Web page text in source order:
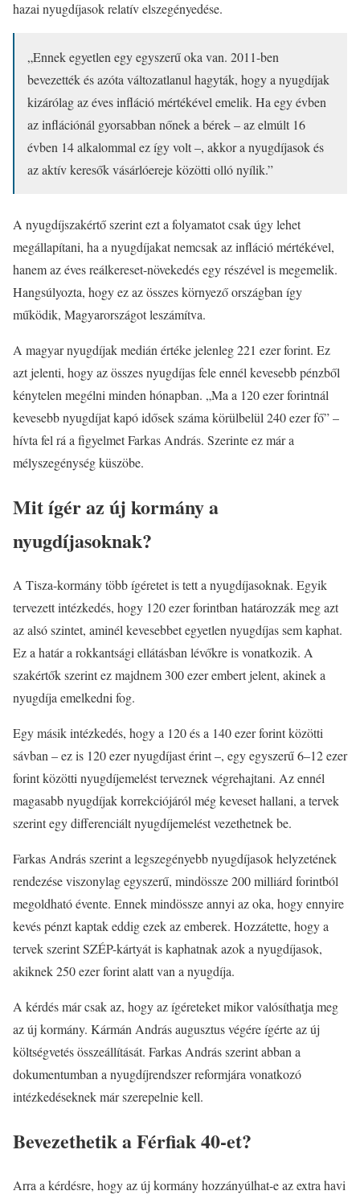
hazai nyugdíjasok relatív elszegényedése.
„Ennek egyetlen egy egyszerű oka van. 2011-ben
bevezették és azóta változatlanul hagyták, hogy a nyugdíjak
kizárólag az éves infláció mértékével emelik. Ha egy évben
az inflációnál gyorsabban nőnek a bérek – az elmúlt 16
évben 14 alkalommal ez így volt –, akkor a nyugdíjasok és
az aktív keresők vásárlóereje közötti olló nyílik.”
A nyugdíjszakértő szerint ezt a folyamatot csak úgy lehet
megállapítani, ha a nyugdíjakat nemcsak az infláció mértékével,
hanem az éves reálkereset-növekedés egy részével is megemelik.
Hangsúlyozta, hogy ez az összes környező országban így
működik, Magyarországot leszámítva.
A magyar nyugdíjak medián értéke jelenleg 221 ezer forint. Ez
azt jelenti, hogy az összes nyugdíjas fele ennél kevesebb pénzből
kénytelen megélni minden hónapban. „Ma a 120 ezer forintnál
kevesebb nyugdíjat kapó idősek száma körülbelül 240 ezer fő” –
hívta fel rá a figyelmet Farkas András. Szerinte ez már a
mélyszegénység küszöbe.
Mit ígér az új kormány a
nyugdíjasoknak?
A Tisza-kormány több ígéretet is tett a nyugdíjasoknak. Egyik
tervezett intézkedés, hogy 120 ezer forintban határozzák meg azt
az alsó szintet, aminél kevesebbet egyetlen nyugdíjas sem kaphat.
Ez a határ a rokkantsági ellátásban lévőkre is vonatkozik. A
szakértők szerint ez majdnem 300 ezer embert jelent, akinek a
nyugdíja emelkedni fog.
Egy másik intézkedés, hogy a 120 és a 140 ezer forint közötti
sávban – ez is 120 ezer nyugdíjast érint –, egy egyszerű 6–12 ezer
forint közötti nyugdíjemelést terveznek végrehajtani. Az ennél
magasabb nyugdíjak korrekciójáról még keveset hallani, a tervek
szerint egy differenciált nyugdíjemelést vezethetnek be.
Farkas András szerint a legszegényebb nyugdíjasok helyzetének
rendezése viszonylag egyszerű, mindössze 200 milliárd forintból
megoldható évente. Ennek mindössze annyi az oka, hogy ennyire
kevés pénzt kaptak eddig ezek az emberek. Hozzátette, hogy a
tervek szerint SZÉP-kártyát is kaphatnak azok a nyugdíjasok,
akiknek 250 ezer forint alatt van a nyugdíja.
A kérdés már csak az, hogy az ígéreteket mikor valósíthatja meg
az új kormány. Kármán András augusztus végére ígérte az új
költségvetés összeállítását. Farkas András szerint abban a
dokumentumban a nyugdíjrendszer reformjára vonatkozó
intézkedéseknek már szerepelnie kell.
Bevezethetik a Férfiak 40-et?
Arra a kérdésre, hogy az új kormány hozzányúlhat-e az extra havi